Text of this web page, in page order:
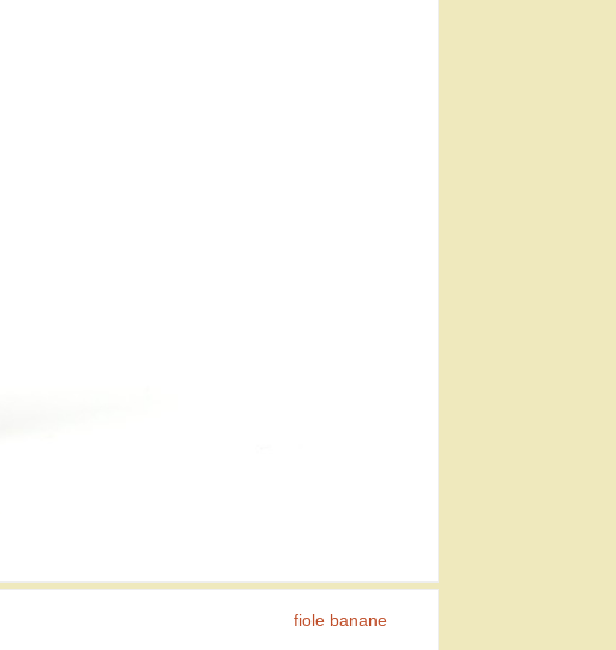
fiole banane